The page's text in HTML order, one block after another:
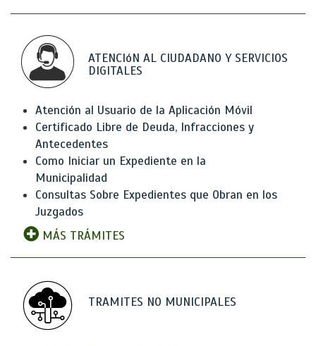
ATENCIóN AL CIUDADANO Y SERVICIOS
DIGITALES
Atención al Usuario de la Aplicación Móvil
Certificado Libre de Deuda, Infracciones y
Antecedentes
Como Iniciar un Expediente en la
Municipalidad
Consultas Sobre Expedientes que Obran en los
Juzgados
MÁS TRÁMITES
TRAMITES NO MUNICIPALES